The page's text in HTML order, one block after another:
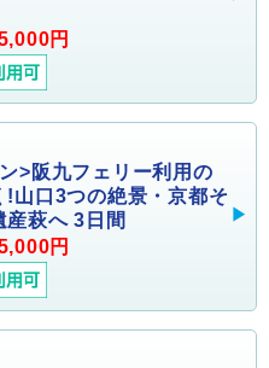
円
>阪九フェリー利用の
!山口3つの絶景・京都そ
産萩へ 3日間
円